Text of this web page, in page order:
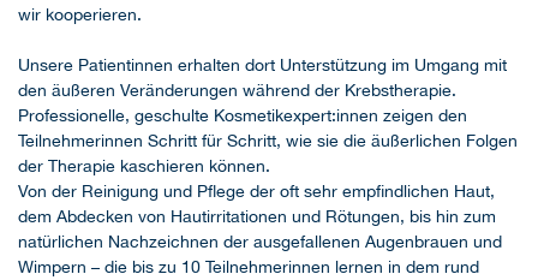
wir kooperieren.
Unsere Patientinnen erhalten dort Unterstützung im Umgang mit
den äußeren Veränderungen während der Krebstherapie.
Professionelle, geschulte Kosmetikexpert:innen zeigen den
Teilnehmerinnen Schritt für Schritt, wie sie die äußerlichen Folgen
der Therapie kaschieren können.
Von der Reinigung und Pflege der oft sehr empfindlichen Haut,
dem Abdecken von Hautirritationen und Rötungen, bis hin zum
natürlichen Nachzeichnen der ausgefallenen Augenbrauen und
Wimpern – die bis zu 10 Teilnehmerinnen lernen in dem rund